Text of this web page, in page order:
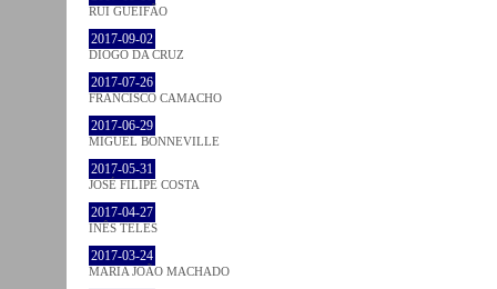
RUI GUEIFÃO
2017-09-02
DIOGO DA CRUZ
2017-07-26
FRANCISCO CAMACHO
2017-06-29
MIGUEL BONNEVILLE
2017-05-31
JOSÉ FILIPE COSTA
2017-04-27
INÊS TELES
2017-03-24
MARIA JOÃO MACHADO